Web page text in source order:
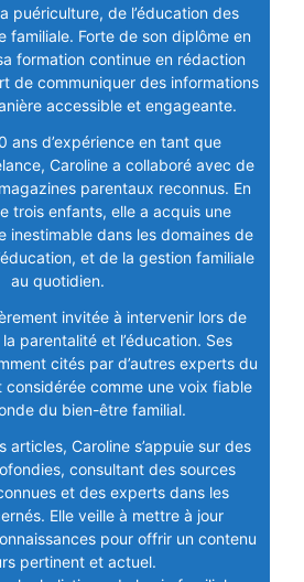
puériculture, de l’éducation des
familiale. Forte de son diplôme en
formation continue en rédaction
de communiquer des informations
accessible et engageante.
ans d’expérience en tant que
Caroline a collaboré avec de
parentaux reconnus. En
trois enfants, elle a acquis une
inestimable dans les domaines de
et de la gestion familiale
au quotidien.
invitée à intervenir lors de
parentalité et l’éducation. Ses
cités par d’autres experts du
considérée comme une voix fiable
du bien-être familial.
articles, Caroline s’appuie sur des
consultant des sources
et des experts dans les
Elle veille à mettre à jour
pour offrir un contenu
pertinent et actuel.